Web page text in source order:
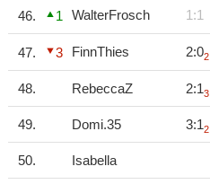
46. 1 WalterFrosch 1:1
47. 3 FinnThies 2:02
48. RebeccaZ 2:13
49. Domi.35 3:12
50. Isabella